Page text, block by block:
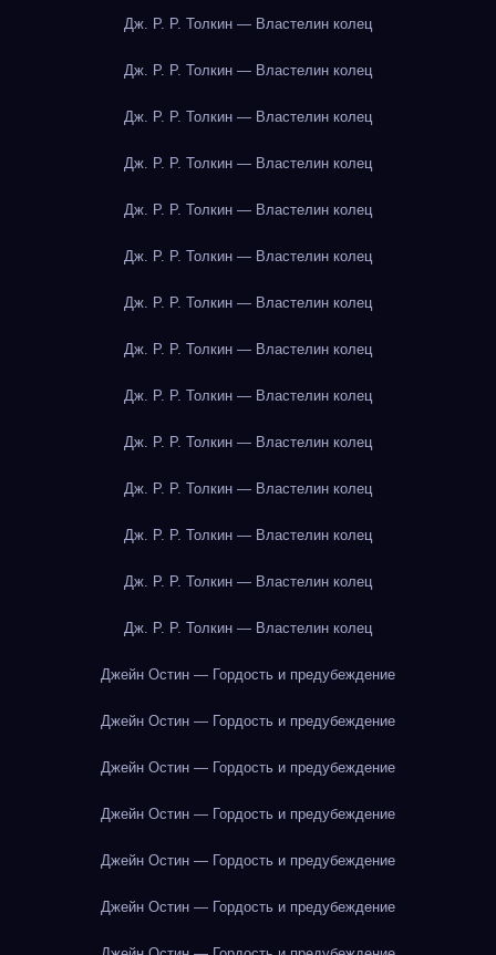
Дж. Р. Р. Толкин — Властелин колец
Дж. Р. Р. Толкин — Властелин колец
Дж. Р. Р. Толкин — Властелин колец
Дж. Р. Р. Толкин — Властелин колец
Дж. Р. Р. Толкин — Властелин колец
Дж. Р. Р. Толкин — Властелин колец
Дж. Р. Р. Толкин — Властелин колец
Дж. Р. Р. Толкин — Властелин колец
Дж. Р. Р. Толкин — Властелин колец
Дж. Р. Р. Толкин — Властелин колец
Дж. Р. Р. Толкин — Властелин колец
Дж. Р. Р. Толкин — Властелин колец
Дж. Р. Р. Толкин — Властелин колец
Дж. Р. Р. Толкин — Властелин колец
Джейн Остин — Гордость и предубеждение
Джейн Остин — Гордость и предубеждение
Джейн Остин — Гордость и предубеждение
Джейн Остин — Гордость и предубеждение
Джейн Остин — Гордость и предубеждение
Джейн Остин — Гордость и предубеждение